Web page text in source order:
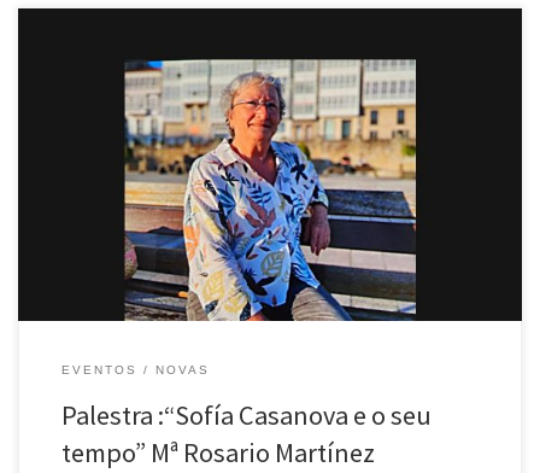
Desde a Agrupación Cultural O Facho comunicámosvos a
celebración do seguinte acto, dentro das Palestras públicas do cuarto
trimestre de 2025. O vindeiro día 21 de outubro a profesora e
investigadora Mª Rosario Martínez Martínez impartirá unha palestra co
título: “Sofía Casanova e o seu tempo” . Data: 21 de outubro, martes
Hora: ás 8 do serán […]
EVENTOS NOVAS
Palestra :“Sofía Casanova e o seu
tempo” Mª Rosario Martínez